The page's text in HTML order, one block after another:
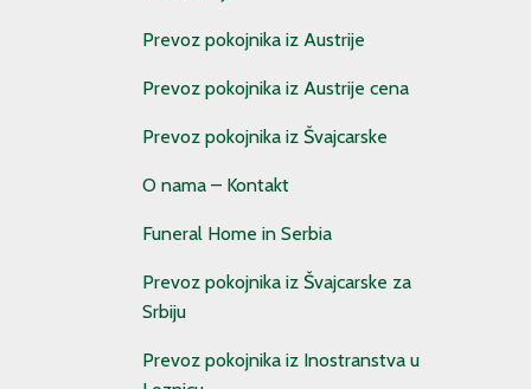
Prevoz pokojnika iz Austrije
Prevoz pokojnika iz Austrije cena
Prevoz pokojnika iz Švajcarske
O nama – Kontakt
Funeral Home in Serbia
Prevoz pokojnika iz Švajcarske za
Srbiju
Prevoz pokojnika iz Inostranstva u